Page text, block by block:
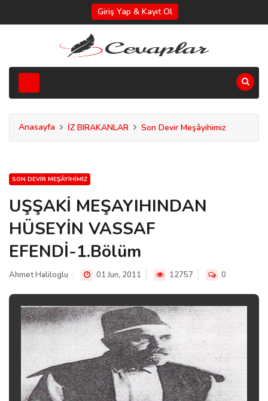
Giriş Yap & Kayıt Ol
Anasayfa İZ BIRAKANLAR Son Devir Meşâyihimiz
SON DEVIR MEŞÂYIHIMIZ
UŞŞAKİ MEŞAYIHINDAN
HÜSEYİN VASSAF
EFENDİ-1.Bölüm
Ahmet Haliloglu 01 Jun, 2011 12757 0